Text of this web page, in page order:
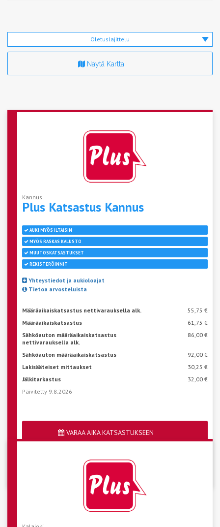
Oletuslajittelu
Näytä Kartta
Kannus
Plus Katsastus Kannus
AUKI MYÖS ILTAISIN
MYÖS RASKAS KALUSTO
MUUTOSKATSASTUKSET
REKISTERÖINNIT
Yhteystiedot ja aukioloajat
Tietoa arvosteluista
Määräaikaiskatsastus nettivarauksella alk.
55,75 €
Määräaikaiskatsastus
61,75 €
Sähköauton määräaikaiskatsastus
nettivarauksella alk.
86,00 €
Sähköauton määräaikaiskatsastus
92,00 €
Lakisääteiset mittaukset
30,25 €
Jälkitarkastus
32,00 €
Päivitetty 9.8.2026
VARAA AIKA KATSASTUKSEEN